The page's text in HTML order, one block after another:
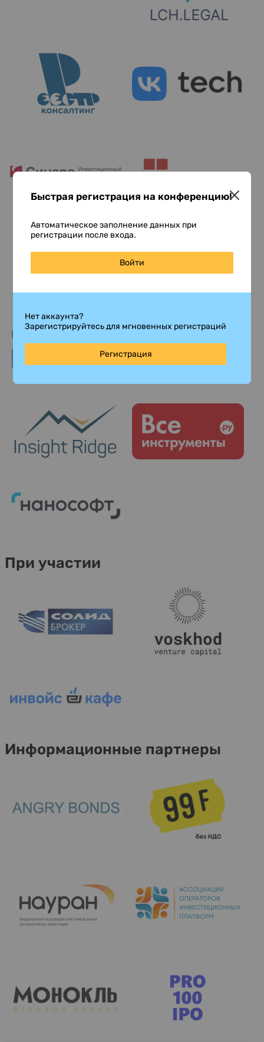
При участии
Информационные партнеры
Быстрая регистрация на конференцию!
Автоматическое заполнение данных при
регистрации после входа.
Войти
Нет аккаунта?
Зарегистрируйтесь для мгновенных регистраций
Регистрация